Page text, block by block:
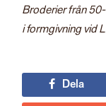
Broderier från
i formgivning vid
Dela